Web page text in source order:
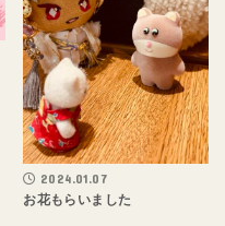
2024.01.07
お花もらいました